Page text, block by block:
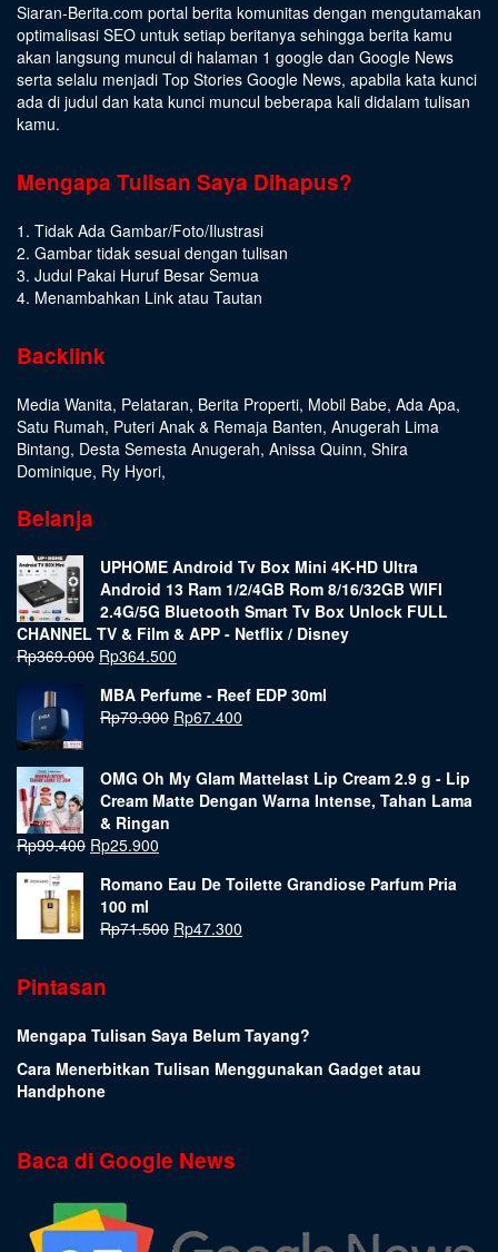
Siaran-Berita.com portal berita komunitas dengan mengutamakan
optimalisasi SEO untuk setiap beritanya sehingga berita kamu
akan langsung muncul di halaman 1 google dan Google News
serta selalu menjadi Top Stories Google News, apabila kata kunci
ada di judul dan kata kunci muncul beberapa kali didalam tulisan
kamu.
Mengapa Tulisan Saya Dihapus?
1. Tidak Ada Gambar/Foto/Ilustrasi
2. Gambar tidak sesuai dengan tulisan
3. Judul Pakai Huruf Besar Semua
4. Menambahkan Link atau Tautan
Backlink
Media Wanita, Pelataran, Berita Properti, Mobil Babe, Ada Apa,
Satu Rumah, Puteri Anak & Remaja Banten, Anugerah Lima
Bintang, Desta Semesta Anugerah, Anissa Quinn, Shira
Dominique, Ry Hyori,
Belanja
UPHOME Android Tv Box Mini 4K-HD Ultra
Android 13 Ram 1/2/4GB Rom 8/16/32GB WIFI
2.4G/5G Bluetooth Smart Tv Box Unlock FULL
CHANNEL TV & Film & APP - Netflix / Disney
Rp369.000 Rp364.500
MBA Perfume - Reef EDP 30ml
Rp79.900 Rp67.400
OMG Oh My Glam Mattelast Lip Cream 2.9 g - Lip
Cream Matte Dengan Warna Intense, Tahan Lama
& Ringan
Rp99.400 Rp25.900
Romano Eau De Toilette Grandiose Parfum Pria
100 ml
Rp71.500 Rp47.300
Pintasan
Mengapa Tulisan Saya Belum Tayang?
Cara Menerbitkan Tulisan Menggunakan Gadget atau
Handphone
Baca di Google News